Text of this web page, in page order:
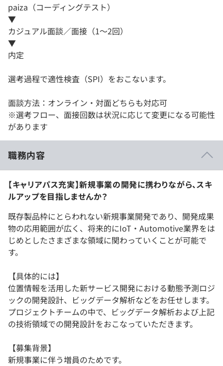
paiza（コーディングテスト）
▼
カジュアル面談／面接（1～2回）
▼
内定
選考過程で適性検査（SPI）をおこないます。
面談方法：オンライン・対面どちらも対応可
※選考フロー、面接回数は状況に応じて変更になる可能性
があります
職務内容
【キャリアパス充実】新規事業の開発に携わりながら、スキ
ルアップを目指しませんか？
既存製品枠にとらわれない新規事業開発であり、開発成果
物の応用範囲が広く、将来的にIoT・Automotive業界をは
じめとしたさまざまな領域に関わっていくことが可能で
す。
【具体的には】
位置情報を活用した新サービス開発における動態予測ロジ
ックの開発設計、ビッグデータ解析などをお任せします。
プロジェクトチームの中で、ビッグデータ解析および上記
の技術領域での開発設計をおこなっていただきます。
【募集背景】
新規事業に伴う増員のためです。